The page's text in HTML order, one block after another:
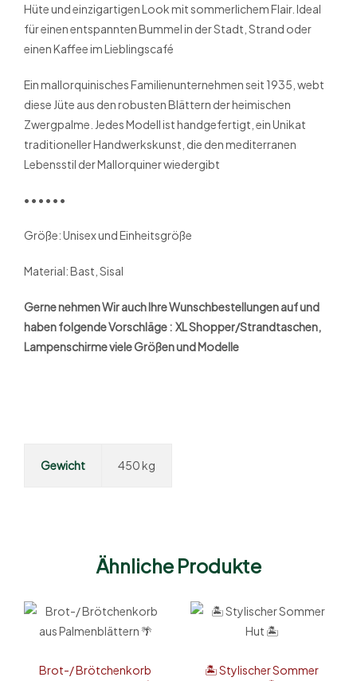
Hüte und einzigartigen Look mit sommerlichem Flair. Ideal
für einen entspannten Bummel in der Stadt, Strand oder
einen Kaffee im Lieblingscafé
Ein mallorquinisches Familienunternehmen seit 1935, webt
diese Jüte aus den robusten Blättern der heimischen
Zwergpalme. Jedes Modell ist handgefertigt, ein Unikat
traditioneller Handwerkskunst, die den mediterranen
Lebensstil der Mallorquiner wiedergibt
• • • • • •
Größe: Unisex und Einheitsgröße
Material: Bast, Sisal
Gerne nehmen Wir auch Ihre Wunschbestellungen auf und
haben folgende Vorschläge : XL Shopper/Strandtaschen,
Lampenschirme viele Größen und Modelle
Gewicht 450 kg
Ähnliche Produkte
Brot-/ Brötchenkorb
🏝️ Stylischer Sommer